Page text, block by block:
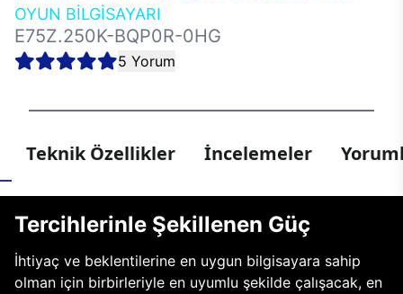
OYUN BİLGİSAYARI
E75Z.250K-BQP0R-0HG
5 Yorum
Teknik Özellikler İncelemeler
Tercihlerinle Şekillenen Güç
İhtiyaç ve beklentilerine en uygun bilgisayara sahip
olman için birbirleriyle en uyumlu şekilde çalışacak, en